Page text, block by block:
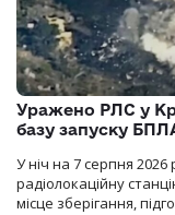
Уражено РЛС у
базу запуску
У ніч на 7 серпня
радіолокаційну
місце зберігання,